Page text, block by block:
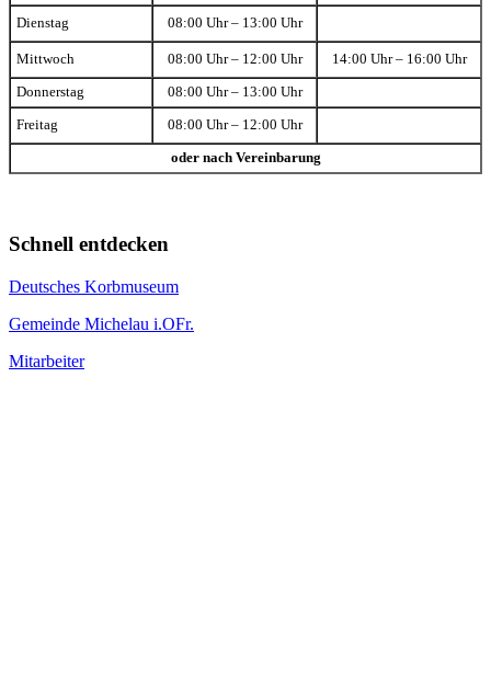
Dienstag 08:00 Uhr – 13:00 Uhr
Mittwoch 08:00 Uhr – 12:00 Uhr 14:00 Uhr – 16:00 Uhr
Donnerstag 08:00 Uhr – 13:00 Uhr
Freitag 08:00 Uhr – 12:00 Uhr
oder nach Vereinbarung
Schnell entdecken
Deutsches Korbmuseum
Gemeinde Michelau i.OFr.
Mitarbeiter